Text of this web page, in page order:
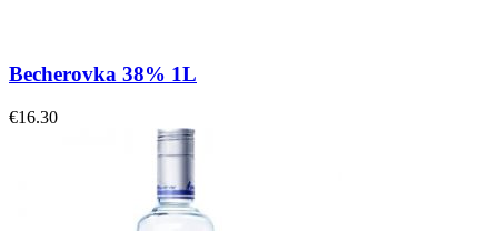
Becherovka 38% 1L
€16.30